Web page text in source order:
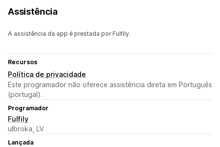
Assistência
A assistência da app é prestada por Fulfily.
Recursos
Política de privacidade
Este programador não oferece assistência direta em Português
(portugal).
Programador
Fulfily
ulbroka, LV
Lançada